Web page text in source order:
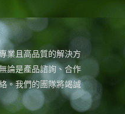
業且高品質的解決方
論是產品諮詢、合作
。我們的團隊將竭誠